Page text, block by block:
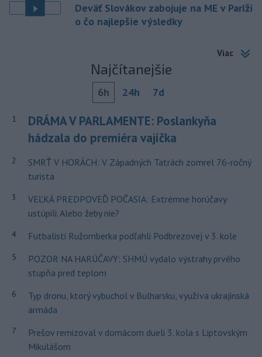
Deväť Slovákov zabojuje na ME v Paríži
o čo najlepšie výsledky
Viac
Najčítanejšie
6h 24h 7d
1
DRÁMA V PARLAMENTE: Poslankyňa
hádzala do premiéra vajíčka
2
SMRŤ V HORÁCH: V Západných Tatrách zomrel 76-ročný
turista
3
VEĽKÁ PREDPOVEĎ POČASIA: Extrémne horúčavy
ustúpili. Alebo žeby nie?
4 Futbalisti Ružomberka podľahli Podbrezovej v 3. kole
5
POZOR NA HARÚČAVY: SHMÚ vydalo výstrahy prvého
stupňa pred teplom
6
Typ dronu, ktorý vybuchol v Bulharsku, využíva ukrajinská
armáda
7
Prešov remizoval v domácom dueli 3. kola s Liptovským
Mikulášom